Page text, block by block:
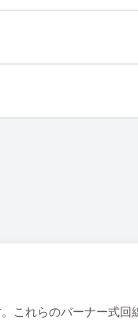
これらのバーナー式回